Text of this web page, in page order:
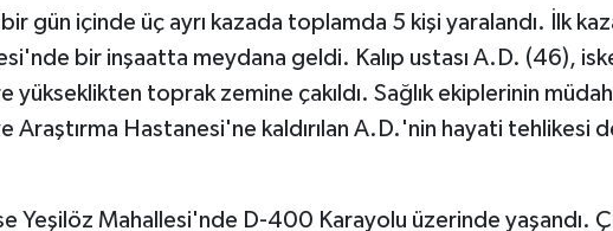
gün içinde üç ayrı kazada toplamda 5 kişi yaralandı. İlk
bir inşaatta meydana geldi. Kalıp ustası A.D. (46),
yükseklikten toprak zemine çakıldı. Sağlık ekiplerinin
Araştırma Hastanesi'ne kaldırılan A.D.'nin hayati tehlikesi
Yeşilöz Mahallesi'nde D-400 Karayolu üzerinde yaşandı.